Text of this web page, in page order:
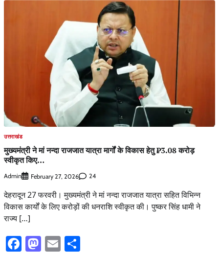
उत्तराखंड
मुख्यमंत्री ने मां नन्दा राजजात यात्रा मार्गों के विकास हेतु ₹3.08 करोड़
स्वीकृत किए…
Admin February 27, 2026 24
देहरादून 27 फरवरी। मुख्यमंत्री ने मां नन्दा राजजात यात्रा सहित विभिन्न
विकास कार्यों के लिए करोड़ों की धनराशि स्वीकृत की। पुष्कर सिंह धामी ने
राज्य […]
Facebook
Mastodon
Email